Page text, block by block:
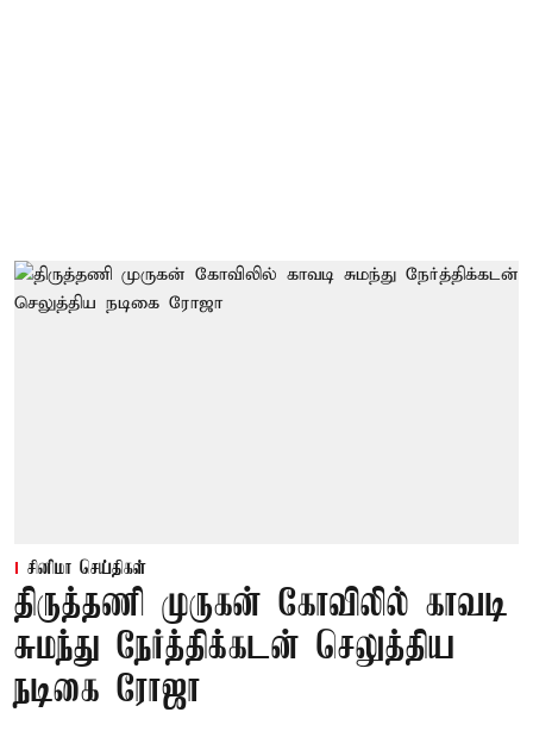
சினிமா செய்திகள்
திருத்தணி முருகன் கோவிலில் காவடி
சுமந்து நேர்த்திக்கடன் செலுத்திய
நடிகை ரோஜா